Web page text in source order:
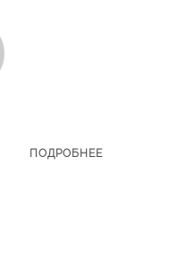
ПОДРОБНЕЕ